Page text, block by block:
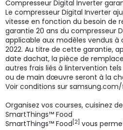
Compresseur Digital Inverter
Le compresseur Digital Inverter
vitesse en fonction du besoin de
garantie 20 ans du compresseur
applicable aux modèles vendus à
2022. Au titre de cette garantie,
date dachat, la pièce de
autres frais liés à lintervention
ou de main dœuvre seront à la
Voir conditions sur
Organisez vos courses, cuisinez
SmartThings™ Food
SmartThings™ Food [2] vous